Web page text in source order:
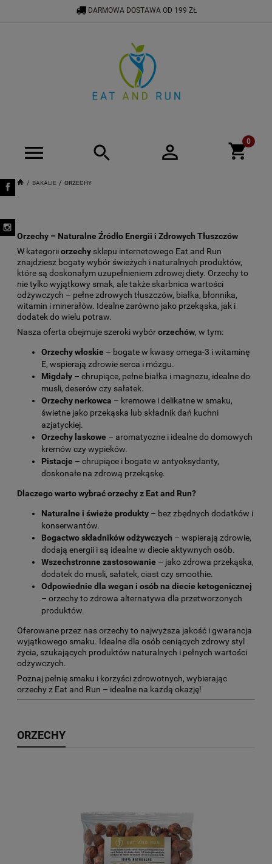
BAKALIE ORZECHY
DARMOWA DOSTAWA OD 199 ZŁ
Orzechy – Naturalne Źródło Energii i Zdrowych Tłuszczów
W kategoriiorzechy sklepu internetowego Eat and Run
znajdziesz bogaty wybór świeżych i naturalnych produktów,
które są doskonałym uzupełnieniem zdrowej diety. Orzechy to
nie tylko wyjątkowy smak, ale także skarbnica wartości
odżywczych – pełne zdrowych tłuszczów, białka, błonnika,
witamin i minerałów. Idealne zarówno jako przekąska, jak i
dodatek do wielu potraw.
Nasza oferta obejmuje szeroki wybórorzechów, w tym:
Orzechy włoskie – bogate w kwasy omega-3 i witaminę
E, wspierają zdrowie serca i mózgu.
Migdały – chrupiące, pełne białka i magnezu, idealne do
musli, deserów czy sałatek.
Orzechy nerkowca – kremowe i delikatne w smaku,
świetne jako przekąska lub składnik dań kuchni
azjatyckiej.
Orzechy laskowe – aromatyczne i idealne do domowych
kremów czy wypieków.
Pistacje – chrupiące i bogate w antyoksydanty,
doskonałe na zdrową przekąskę.
Dlaczego warto wybrać orzechy z Eat and Run?
Naturalne i świeże produkty – bez zbędnych dodatków i
konserwantów.
Bogactwo składników odżywczych – wspierają zdrowie,
dodają energii i są idealne w diecie aktywnych osób.
Wszechstronne zastosowanie – jako zdrowa przekąska,
dodatek do musli, sałatek, ciast czy smoothie.
Odpowiednie dla wegan i osób na diecie ketogenicznej
– orzechy to zdrowa alternatywa dla przetworzonych
produktów.
Oferowane przez nas orzechy to najwyższa jakość i gwarancja
wyjątkowego smaku. Idealne dla osób ceniących zdrowy styl
życia, szukających produktów naturalnych i pełnych wartości
odżywczych.
Poznaj pełnię smaku i korzyści zdrowotnych, wybierając
orzechy z Eat and Run – idealne na każdą okazję!
ORZECHY